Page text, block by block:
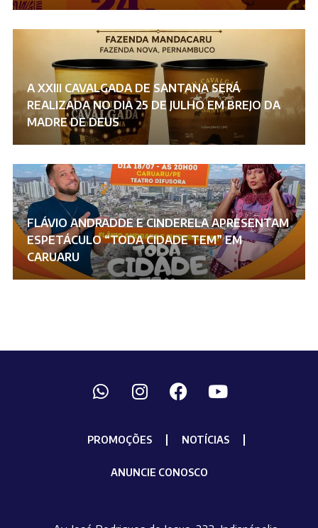
A XXIII CAVALGADA DE SANTANA SERÁ
REALIZADA NO DIA 25 DE JULHO EM BREJO DA
MADRE DE DEUS
FLÁVIO ANDRADDE E CINDERELA APRESENTAM
ESPETÁCULO “TODA CIDADE TEM” EM
CARUARU
PROMOÇÕES NOTÍCIAS
ANUNCIE CONOSCO